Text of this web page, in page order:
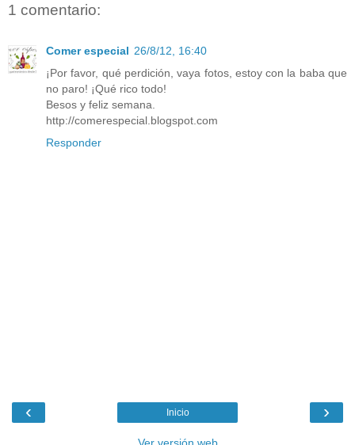
1 comentario:
Comer especial 26/8/12, 16:40
¡Por favor, qué perdición, vaya fotos, estoy con la baba que
no paro! ¡Qué rico todo!
Besos y feliz semana.
http://comerespecial.blogspot.com
Responder
‹ ›
Inicio
Ver versión web